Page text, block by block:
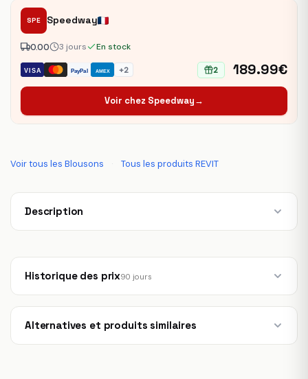
SPE Speedway
VISA PayPal AMEX +2
0.00 3 jours En stock
2 189.99€
Voir chez Speedway→
Voir tous les Blousons · Tous les produits REVIT
Description
Historique des prix90 jours
Alternatives et produits similaires